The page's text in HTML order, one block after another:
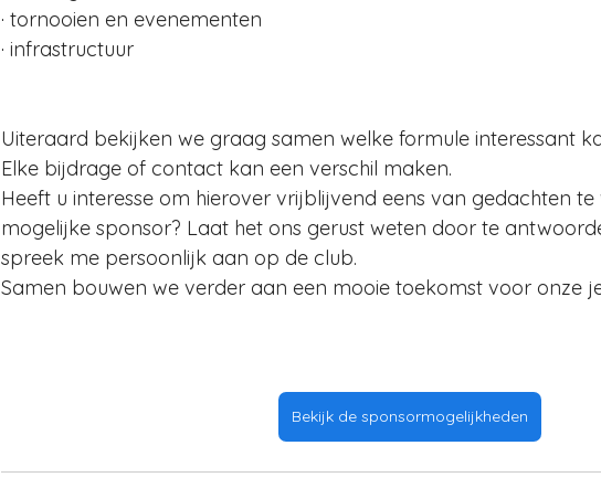
· tornooien en evenementen
· infrastructuur
Uiteraard bekijken we graag samen welke formule interessant
Elke bijdrage of contact kan een verschil maken.
Heeft u interesse om hierover vrijblijvend eens van gedachten te
mogelijke sponsor? Laat het ons gerust weten door te
spreek me persoonlijk aan op de club.
Samen bouwen we verder aan een mooie toekomst voor onze
Bekijk de sponsormogelijkheden